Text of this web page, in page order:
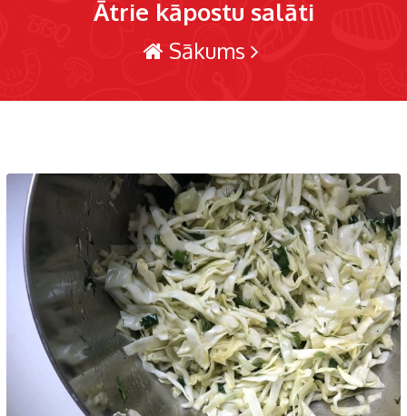
Ātrie kāpostu salāti
Sākums